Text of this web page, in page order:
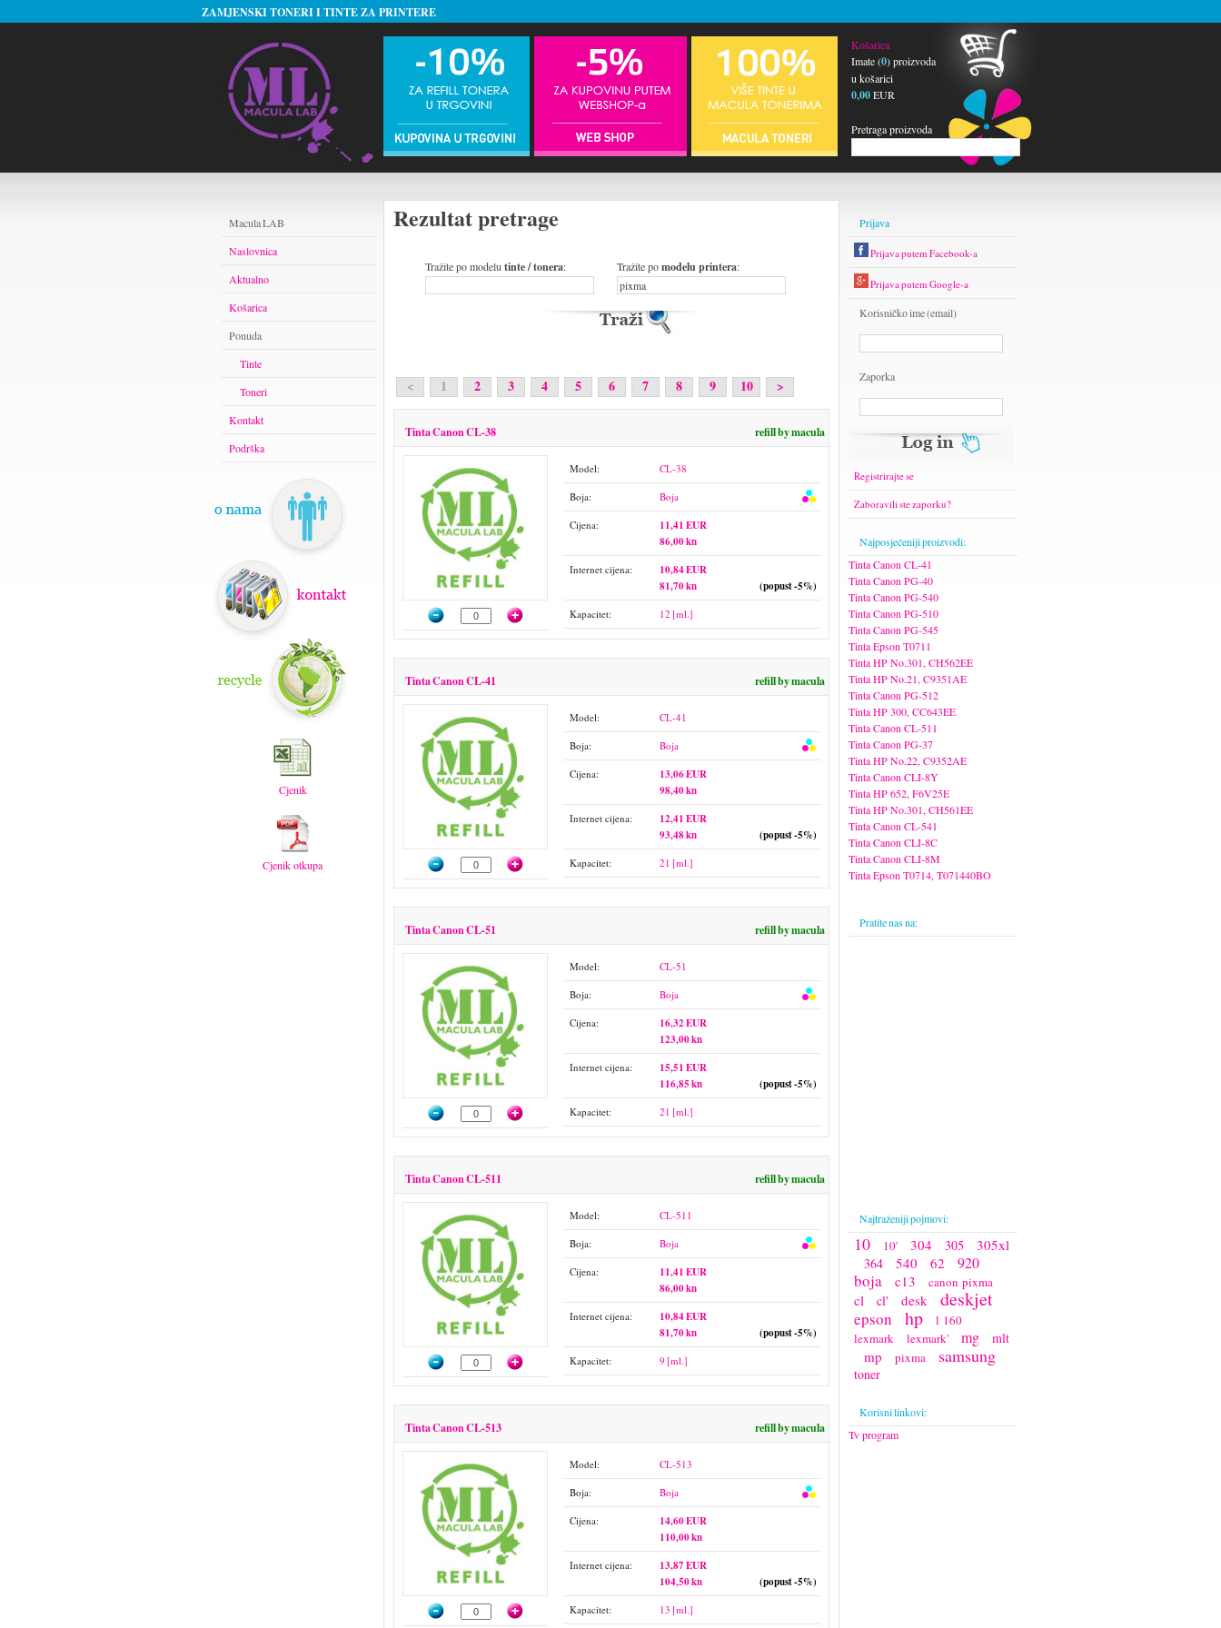
ZAMJENSKI TONERI I TINTE ZA PRINTERE
Košarica
Imate (0) proizvoda
u košarici
0,00EUR
Pretraga proizvoda
Rezultat pretrage
Tražite po modelu tinte / tonera: Tražite pomodelu printera:
< 1 2 3 4 5 6 7 8 9 10 >
Tinta Canon CL-38 refill by macula
Model: CL-38
Boja: Boja
Cijena:
11,41 EUR
86,00 kn
Internet cijena:
10,84 EUR
81,70 kn
(popust -5%)
Kapacitet: 12 [ml.]
Tinta Canon CL-41 refill by macula
Model: CL-41
Boja: Boja
Cijena:
13,06 EUR
98,40 kn
Internet cijena:
12,41 EUR
93,48 kn
(popust -5%)
Kapacitet: 21 [ml.]
Tinta Canon CL-51 refill by macula
Model: CL-51
Boja: Boja
Cijena:
16,32 EUR
123,00 kn
Internet cijena:
15,51 EUR
116,85 kn
(popust -5%)
Kapacitet: 21 [ml.]
Tinta Canon CL-511 refill by macula
Model: CL-511
Boja: Boja
Cijena:
11,41 EUR
86,00 kn
Internet cijena:
10,84 EUR
81,70 kn
(popust -5%)
Kapacitet: 9 [ml.]
Tinta Canon CL-513 refill by macula
Model: CL-513
Boja: Boja
Cijena:
14,60 EUR
110,00 kn
Internet cijena:
13,87 EUR
104,50 kn
(popust -5%)
Kapacitet: 13 [ml.]
Prijava
Prijava putem Facebook-a
Prijava putem Google-a
Korisničko ime (email)
Zaporka
Registrirajte se
Zaboravili ste zaporku?
Najposjećeniji proizvodi:
Tinta Canon CL-41
Tinta Canon PG-40
Tinta Canon PG-540
Tinta Canon PG-510
Tinta Canon PG-545
Tinta Epson T0711
Tinta HP No.301, CH562EE
Tinta HP No.21, C9351AE
Tinta Canon PG-512
Tinta HP 300, CC643EE
Tinta Canon CL-511
Tinta Canon PG-37
Tinta HP No.22, C9352AE
Tinta Canon CLI-8Y
Tinta HP 652, F6V25E
Tinta HP No.301, CH561EE
Tinta Canon CL-541
Tinta Canon CLI-8C
Tinta Canon CLI-8M
Tinta Epson T0714, T071440BO
Pratite nas na:
Najtraženiji pojmovi:
10 10' 304 305 305xl
364 540 62 920
boja c13 canon pixma
cl cl' desk deskjet
epson hp
l 160
lexmark
lexmark' mg mlt
mp pixma samsung
toner
Korisni linkovi:
Tv program
Macula LAB
Naslovnica
Aktualno
Košarica
Ponuda
Tinte
Toneri
Kontakt
Podrška
Cjenik
Cjenik otkupa